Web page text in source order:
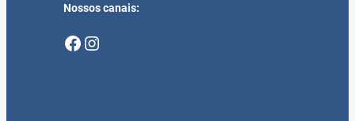
Nossos canais:
Facebook Instagram